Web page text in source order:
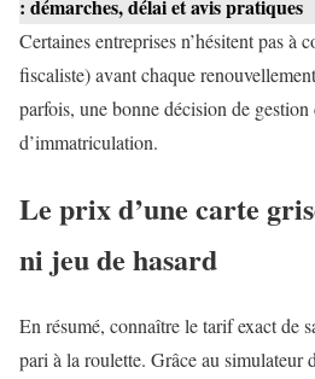
: démarches, délai et avis pratiques
Certaines entreprises n’hésitent pas à
fiscaliste) avant chaque
parfois, une bonne décision de
d’immatriculation.
Le prix d’une carte
ni jeu de hasard
En résumé, connaître le tarif exact de
pari à la roulette. Grâce au simulateur